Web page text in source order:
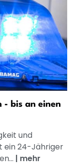
- bis an einen
und
ein 24-Jähriger
| mehr